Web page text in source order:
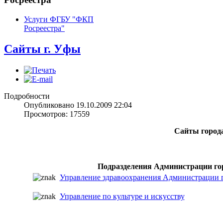
Услуги ФГБУ "ФКП
Росреестра"
Сайты г. Уфы
Подробности
Опубликовано 19.10.2009 22:04
Просмотров: 17559
Сайты
Подразделения Администрации
Управление здравоохранения Администрации
Управление по культуре и искусству